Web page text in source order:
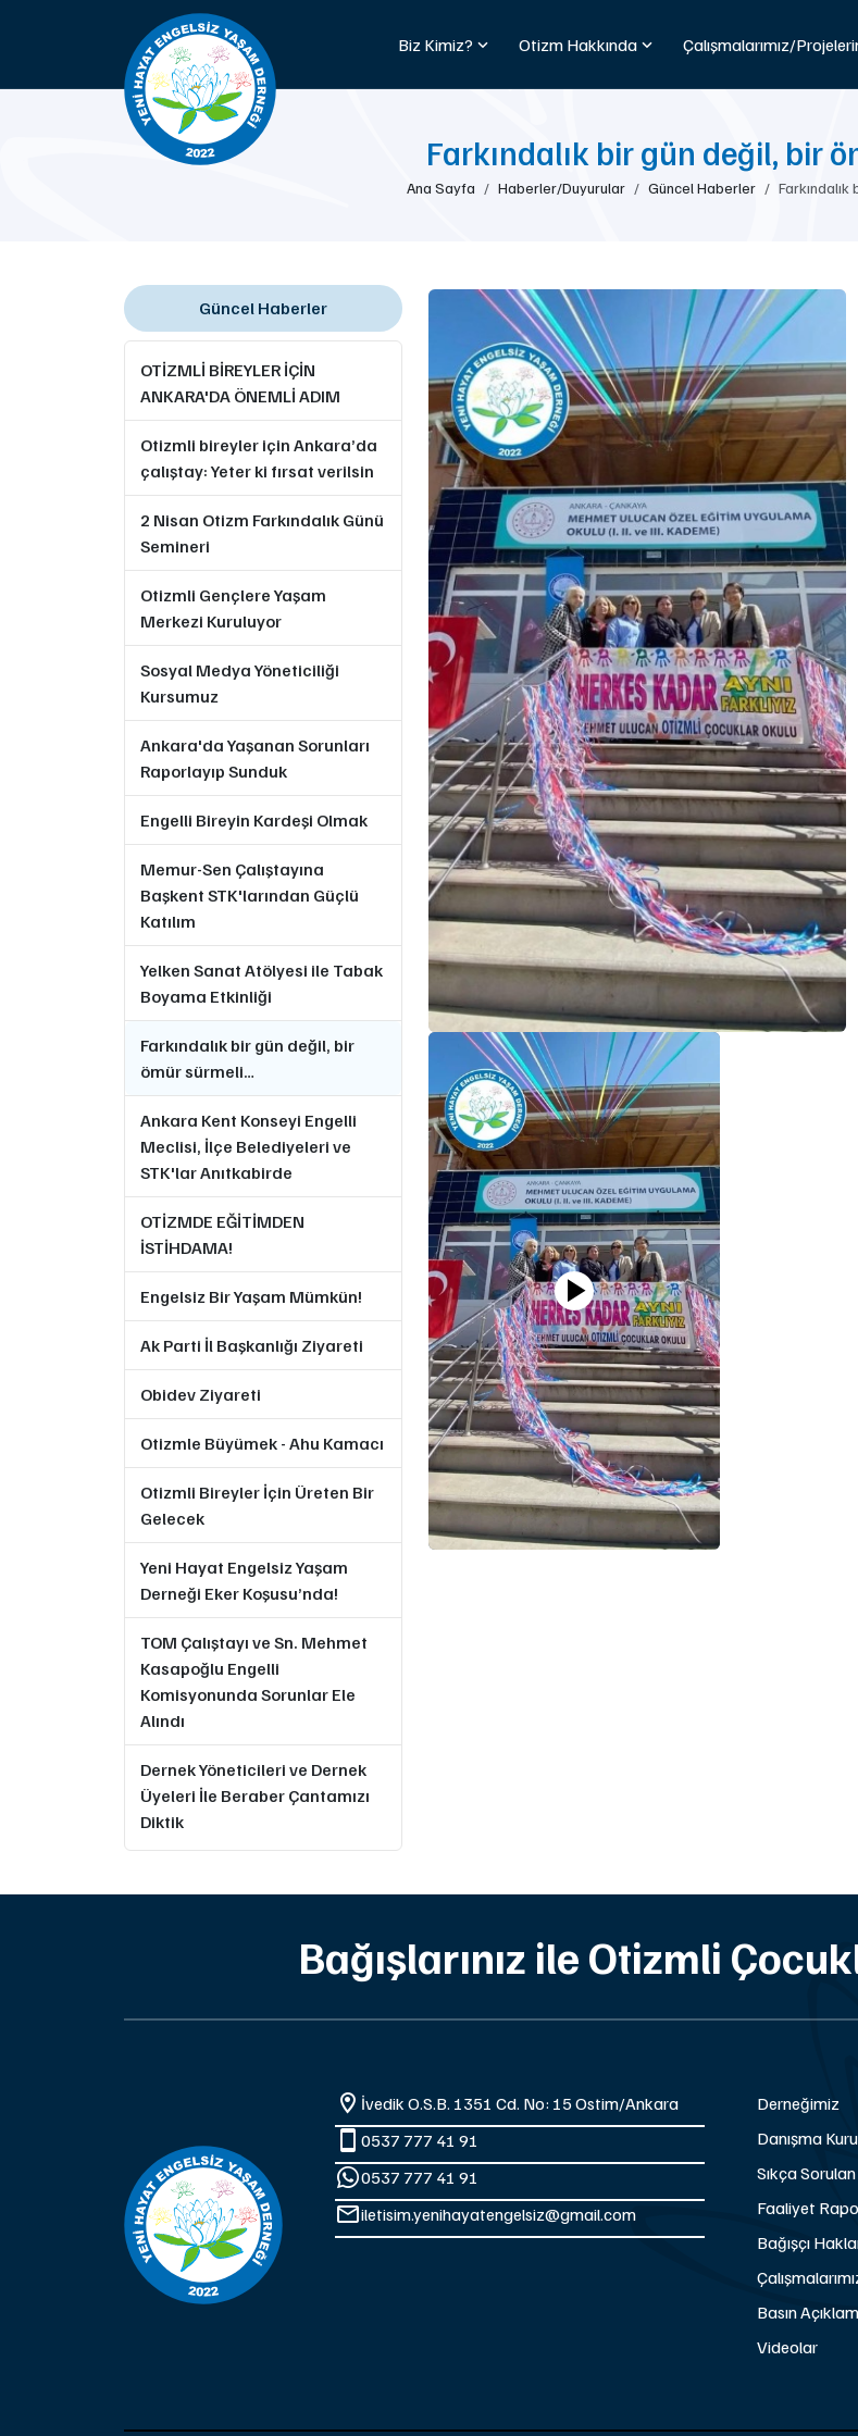
Biz Kimiz? Otizm Hakkında Çalışmalarımız/
Ana Sayfa Haberler/Duyurular Güncel Haberler
Farkındalık bir gün değil, bir
Güncel Haberler
OTİZMLİ BİREYLER İÇİN
ANKARA'DA ÖNEMLİ ADIM
Otizmli bireyler için Ankara’da
çalıştay: Yeter ki fırsat verilsin
2 Nisan Otizm Farkındalık Günü
Semineri
Otizmli Gençlere Yaşam
Merkezi Kuruluyor
Sosyal Medya Yöneticiliği
Kursumuz
Ankara'da Yaşanan Sorunları
Raporlayıp Sunduk
Engelli Bireyin Kardeşi Olmak
Memur-Sen Çalıştayına
Başkent STK'larından Güçlü
Katılım
Yelken Sanat Atölyesi ile Tabak
Boyama Etkinliği
Farkındalık bir gün değil, bir
ömür sürmeli…
Ankara Kent Konseyi Engelli
Meclisi, İlçe Belediyeleri ve
STK'lar Anıtkabirde
OTİZMDE EĞİTİMDEN
İSTİHDAMA!
Engelsiz Bir Yaşam Mümkün!
Ak Parti İl Başkanlığı Ziyareti
Obidev Ziyareti
Otizmle Büyümek - Ahu Kamacı
Otizmli Bireyler İçin Üreten Bir
Gelecek
Yeni Hayat Engelsiz Yaşam
Derneği Eker Koşusu’nda!
TOM Çalıştayı ve Sn. Mehmet
Kasapoğlu Engelli
Komisyonunda Sorunlar Ele
Alındı
Dernek Yöneticileri ve Dernek
Üyeleri İle Beraber Çantamızı
Diktik
Bağışlarınız ile Otizmli
İvedik O.S.B. 1351 Cd. No: 15 Ostim/Ankara
0537 777 41 91
0537 777 41 91
iletisim.yenihayatengelsiz@gmail.com
Derneğimiz
Danışma
Sıkça
Faaliyet
Bağışçı
Basın
Videolar